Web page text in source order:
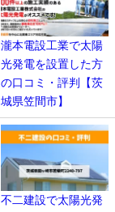
瀧本電設工業で太陽
光発電を設置した方
の口コミ・評判【茨
城県笠間市】
不二建設で太陽光発